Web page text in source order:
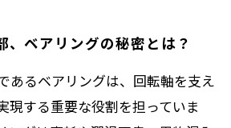
でモーターの寿命と信頼性を
としがちなベアリング管理の
、ベアリングの秘密とは？
あるベアリングは、回転軸を支え
現する重要な役割を担っていま